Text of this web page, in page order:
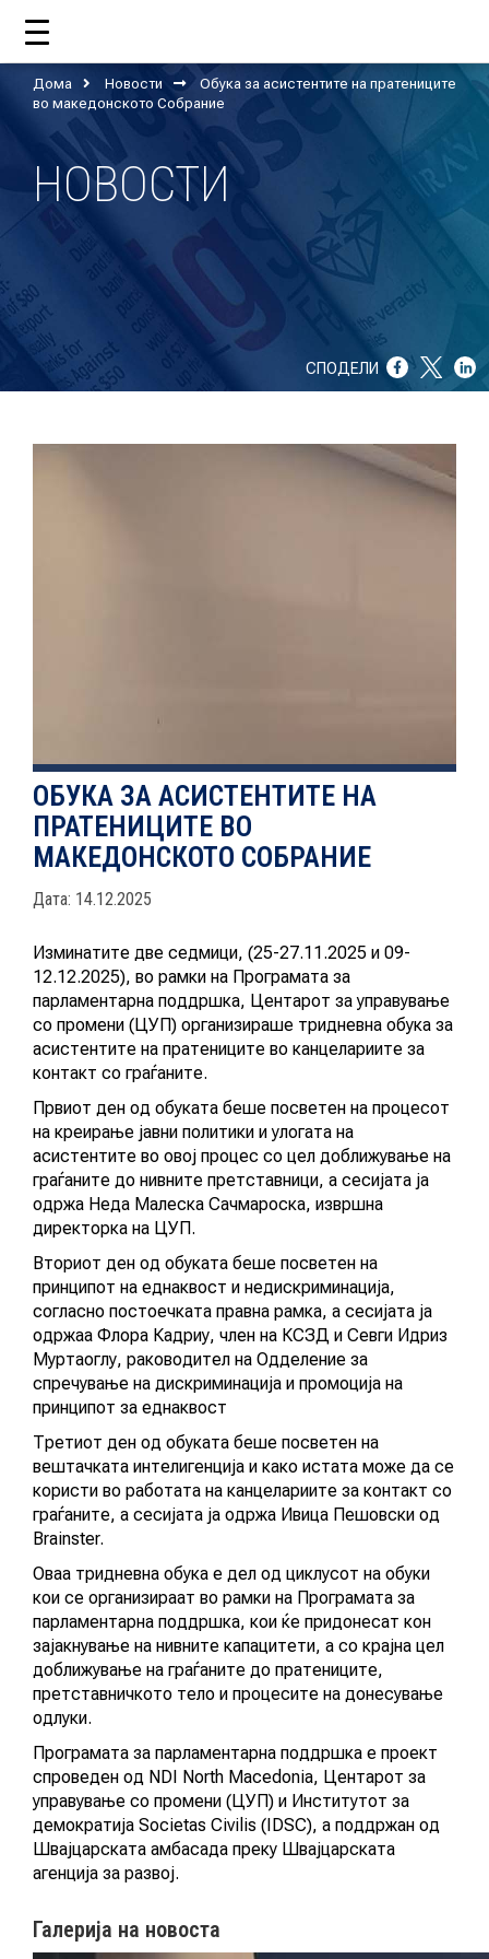
ДОМА
ШТО РАБОТИ ЦУП?
НАШИОТ ТИМ
НАШИ ПОДДРЖУВАЧИ
ПРОЕКТИ
КАТАЛОГ НА УСЛУГИ
ПОВИЦИ
АКТУЕЛНИ ПОВИЦИ
АРХИВА
ИНИЦИЈАТИВИ
ПОСТАПКА
ПОДНЕСИ ИНИЦИЈАТИВА
ПОДДРЖИ ИНИЦИЈАТИВА
МУЛТИМЕДИЈА
ГАЛЕРИЈА
ВИДЕО
КОНТАКТ
Дома Новости
Обука за асистентите на пратениците
во македонското Собрание
НОВОСТИ
СПОДЕЛИ
Настан
ОБУКА ЗА АСИСТЕНТИТЕ НА
ПРАТЕНИЦИТЕ ВО
МАКЕДОНСКОТО СОБРАНИЕ
Дата: 14.12.2025
Изминатите две седмици, (25-27.11.2025 и 09-
12.12.2025), во рамки на Програмата за
парламентарна поддршка, Центарот за управување
со промени (ЦУП) организираше тридневна обука за
асистентите на пратениците во канцелариите за
контакт со граѓаните.
Првиот ден од обуката беше посветен на процесот
на креирање јавни политики и улогата на
асистентите во овој процес со цел доближување на
граѓаните до нивните претставници, а сесијата ја
одржа Неда Малеска Сачмароска, извршна
директорка на ЦУП.
Вториот ден од обуката беше посветен на
принципот на еднаквост и недискриминација,
согласно постоечката правна рамка, а сесијата ја
одржаа Флора Кадриу, член на КСЗД и Севги Идриз
Муртаоглу, раководител на Одделение за
спречување на дискриминација и промоција на
принципот за еднаквост
Третиот ден од обуката беше посветен на
вештачката интелигенција и како истата може да се
користи во работата на канцелариите за контакт со
граѓаните, а сесијата ја одржа Ивица Пешовски од
Brainster.
Оваа тридневна обука е дел од циклусот на обуки
кои се организираат во рамки на Програмата за
парламентарна поддршка, кои ќе придонесат кон
зајакнување на нивните капацитети, а со крајна цел
доближување на граѓаните до пратениците,
претставничкото тело и процесите на донесување
одлуки.
Програмата за парламентарна поддршка е проект
спроведен од NDI North Macedonia, Центарот за
управување со промени (ЦУП) и Институтот за
демократија Societas Civilis (IDSC), а поддржан од
Швајцарската амбасада преку Швајцарската
агенција за развој.
Галерија на новоста